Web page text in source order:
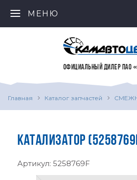
МЕНЮ
ОФИЦИАЛЬНЫЙ ДИЛЕР ПАО
Главная Каталог запчастей
КАТАЛИЗАТОР
Артикул: 5258769F